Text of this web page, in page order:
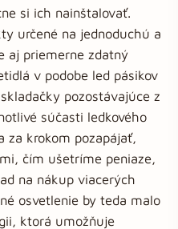
si ich nainštalovať.
určené na jednoduchú a
aj priemerne zdatný
v podobe led pásikov
pozostávajúce z
súčasti ledkového
za krokom pozapájať,
čím ušetríme peniaze,
na nákup viacerých
osvetlenie by teda malo
ktorá umožňuje